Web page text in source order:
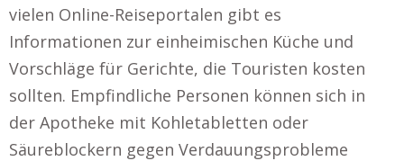
vielen Online-Reiseportalen gibt es
Informationen zur einheimischen Küche und
Vorschläge für Gerichte, die Touristen kosten
sollten. Empfindliche Personen können sich in
der Apotheke mit Kohletabletten oder
Säureblockern gegen Verdauungsprobleme